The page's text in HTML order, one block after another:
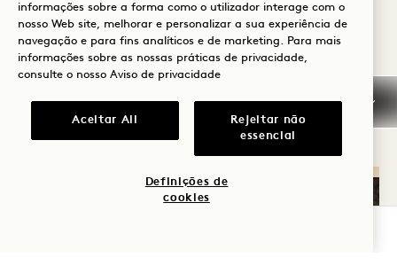
pedestre histórico, 2 quilómetros de
madres de madeira, treliças de aço e
caixilhos de janelas.
informações sobre a forma como o utilizador interage com o
nosso Web site, melhorar e personalizar a sua experiência de
navegação e para fins analíticos e de marketing. Para mais
informações sobre as nossas práticas de privacidade,
consulte o nosso Aviso de privacidade
Aceitar All
Rejeitar não
essencial
Definições de
cookies